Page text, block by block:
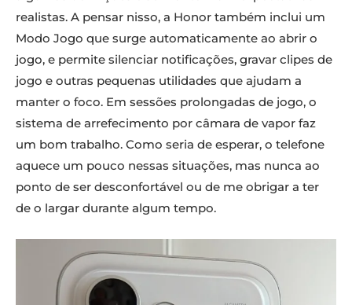
realistas. A pensar nisso, a Honor também inclui um
Modo Jogo que surge automaticamente ao abrir o
jogo, e permite silenciar notificações, gravar clipes de
jogo e outras pequenas utilidades que ajudam a
manter o foco. Em sessões prolongadas de jogo, o
sistema de arrefecimento por câmara de vapor faz
um bom trabalho. Como seria de esperar, o telefone
aquece um pouco nessas situações, mas nunca ao
ponto de ser desconfortável ou de me obrigar a ter
de o largar durante algum tempo.